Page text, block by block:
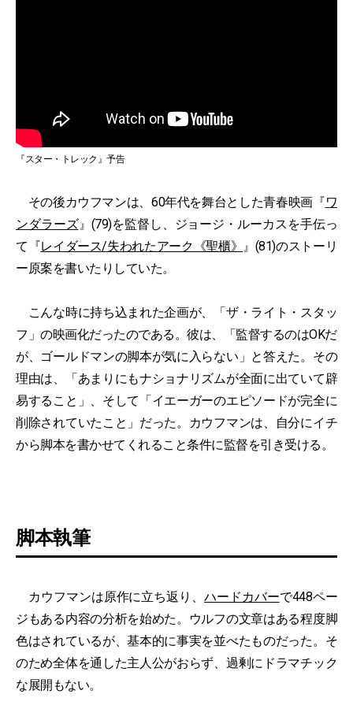
『スター・トレック』予告
その後カウフマンは、60年代を舞台とした青春映画『ワ
ンダラーズ』(79)を監督し、ジョージ・ルーカスを手伝っ
て『レイダース/失われたアーク《聖櫃》
』(81)のストーリ
ー原案を書いたりしていた。
こんな時に持ち込まれた企画が、「ザ・ライト・スタッ
フ」の映画化だったのである。彼は、「監督するのはOKだ
が、ゴールドマンの脚本が気に入らない」と答えた。その
理由は、「あまりにもナショナリズムが全面に出ていて辟
易すること」、そして「イエーガーのエピソードが完全に
削除されていたこと」だった。カウフマンは、自分にイチ
から脚本を書かせてくれること条件に監督を引き受ける。
脚本執筆
カウフマンは原作に立ち返り、ハードカバーで448ペー
ジもある内容の分析を始めた。ウルフの文章はある程度脚
色はされているが、基本的に事実を並べたものだった。そ
のため全体を通した主人公がおらず、過剰にドラマチック
な展開もない。